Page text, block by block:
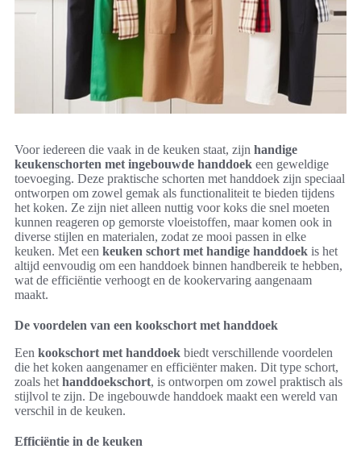
Voor iedereen die vaak in de keuken staat, zijn handige
keukenschorten met ingebouwde handdoek een geweldige
toevoeging. Deze praktische schorten met handdoek zijn speciaal
ontworpen om zowel gemak als functionaliteit te bieden tijdens
het koken. Ze zijn niet alleen nuttig voor koks die snel moeten
kunnen reageren op gemorste vloeistoffen, maar komen ook in
diverse stijlen en materialen, zodat ze mooi passen in elke
keuken. Met een keuken schort met handige handdoek is het
altijd eenvoudig om een handdoek binnen handbereik te hebben,
wat de efficiëntie verhoogt en de kookervaring aangenaam
maakt.
De voordelen van een kookschort met handdoek
Een kookschort met handdoek biedt verschillende voordelen
die het koken aangenamer en efficiënter maken. Dit type schort,
zoals het handdoekschort, is ontworpen om zowel praktisch als
stijlvol te zijn. De ingebouwde handdoek maakt een wereld van
verschil in de keuken.
Efficiëntie in de keuken